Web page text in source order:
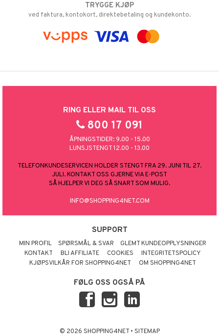
TRYGGE KJØP
ved faktura, kontokort, direktebetaling og kundekonto.
RING ELLER MAIL TIL OSS
800 17 091
ÅPNINGSTIDER: 9.00 - 15.00
LUNSJSTENGT 12.00 - 13.00
TELEFONKUNDESERVICEN HOLDER STENGT FRA 29. JUNI TIL 27.
JULI. KONTAKT OSS GJERNE VIA E-POST
SÅ HJELPER VI DEG SÅ SNART SOM MULIG.
INFO@SHOPPING4NET.COM
SUPPORT
MIN PROFIL SPØRSMÅL & SVAR
GLEMT KUNDEOPPLYSNINGER
KONTAKT
BLI AFFILIATE COOKIES
INTEGRITETSPOLICY
KJØPSVILKÅR FOR SHOPPING4NET
OM SHOPPING4NET
FØLG OSS OGSÅ PÅ
© 2026 SHOPPING4NET • SITEMAP